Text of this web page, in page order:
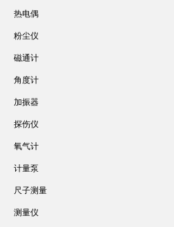
热电偶
粉尘仪
磁通计
角度计
加振器
探伤仪
氧气计
计量泵
尺子测量
测量仪